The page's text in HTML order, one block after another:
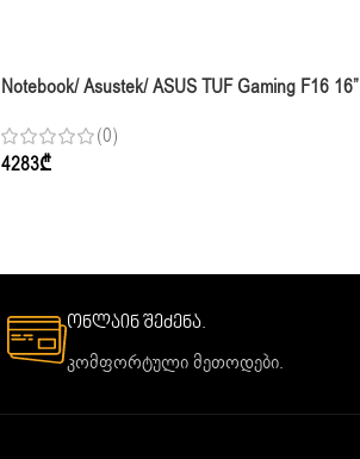
Notebook/ Asustek/ ASUS TUF Gaming F16 16”
Jaeger Gray(0)
4283₾
ონლაინ შეძენა.
კომფორტული მეთოდები.